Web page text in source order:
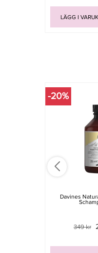
LÄGG I
-20%
Davines
349 kr